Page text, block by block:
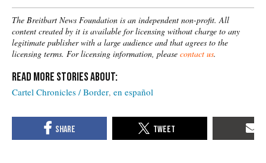
The Breitbart News Foundation is an independent non-profit. All
content created by it is available for licensing without charge to any
legitimate publisher with a large audience and that agrees to the
licensing terms. For licensing information, please contact us.
Cartel Chronicles / Border en español